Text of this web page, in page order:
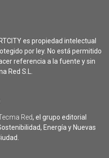
es propiedad intelectual
por ley. No está permitido
referencia a la fuente y sin
Red S.L.
Red, el grupo editorial
Energía y Nuevas